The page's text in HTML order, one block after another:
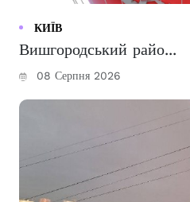
КИЇВ
Вишгородський райо...
08 Серпня 2026